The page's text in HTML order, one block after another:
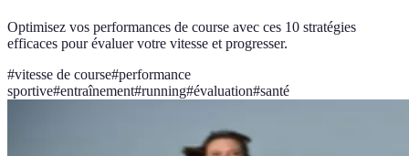
Optimisez vos performances de course avec ces 10 stratégies
efficaces pour évaluer votre vitesse et progresser.
#vitesse de course#performance
sportive#entraînement#running#évaluation#santé